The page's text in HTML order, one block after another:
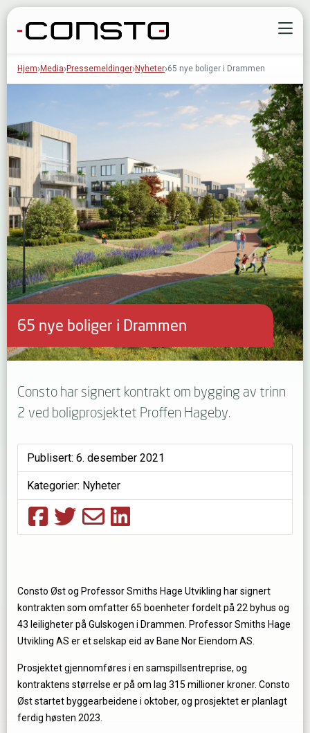
Gå til innhold
Hjem Media Pressemeldinger Nyheter 65 nye boliger i Drammen
65 nye boliger i Drammen
Consto har signert kontrakt om bygging av trinn
2 ved boligprosjektet Proffen Hageby.
Consto Øst og Professor Smiths Hage Utvikling har signert
kontrakten som omfatter 65 boenheter fordelt på 22 byhus og
43 leiligheter på Gulskogen i Drammen. Professor Smiths Hage
Utvikling AS er et selskap eid av Bane Nor Eiendom AS.
Prosjektet gjennomføres i en samspillsentreprise, og
kontraktens størrelse er på om lag 315 millioner kroner. Consto
Øst startet byggearbeidene i oktober, og prosjektet er planlagt
ferdig høsten 2023.
Publisert: 6. desember 2021
Kategorier: Nyheter